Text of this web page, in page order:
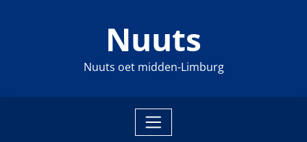
Nuuts
Nuuts oet midden-Limburg